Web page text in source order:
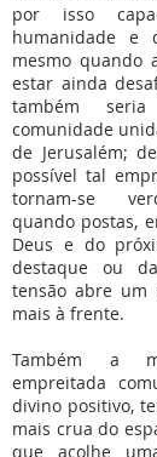
por isso
humanidade e
mesmo quando
estar ainda
também
comunidade
de Jerusalém;
possível tal
tornam-se
quando postas,
Deus e do
destaque ou
tensão abre um
mais à frente.
Também a
empreitada
divino positivo,
mais crua do
que acolhe